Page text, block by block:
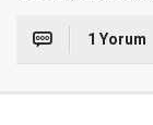
1 Yorum